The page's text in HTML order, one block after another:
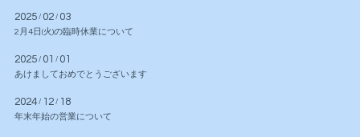
2025 / 02 / 03
2月4日(火)の臨時休業について
2025 / 01 / 01
あけましておめでとうございます
2024 / 12 / 18
年末年始の営業について